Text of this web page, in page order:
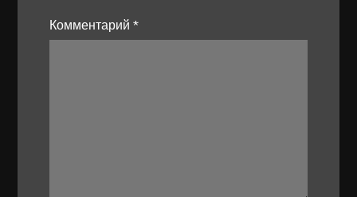
Комментарий*